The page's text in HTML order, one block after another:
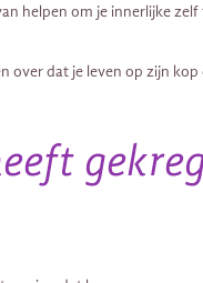
helpen om je innerlijke
dat je leven op zijn